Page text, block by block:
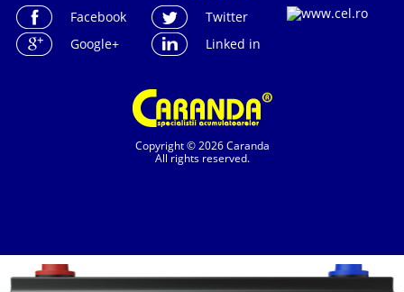
Copyright © 2026 Caranda
All rights reserved.
Facebook
Twitter
Google+
Linked in